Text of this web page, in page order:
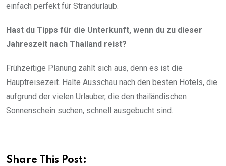
einfach perfekt für Strandurlaub.
Hast du Tipps für die Unterkunft, wenn du zu dieser
Jahreszeit nach Thailand reist?
Frühzeitige Planung zahlt sich aus, denn es ist die
Hauptreisezeit. Halte Ausschau nach den besten Hotels, die
aufgrund der vielen Urlauber, die den thailändischen
Sonnenschein suchen, schnell ausgebucht sind.
Share This Post: